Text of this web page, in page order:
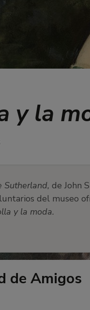
y la
Sutherland, de John
del museo
y la moda.
de Amigos